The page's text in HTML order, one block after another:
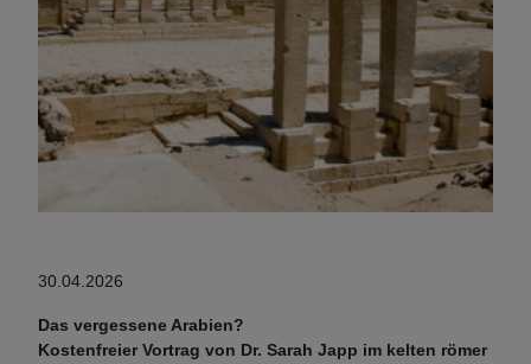
30.04.2026
Das vergessene Arabien?
Kostenfreier Vortrag von Dr. Sarah Japp im kelten römer